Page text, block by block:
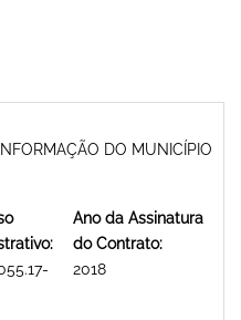
DO MUNICÍPIO
Ano da Assinatura
do Contrato:
2018